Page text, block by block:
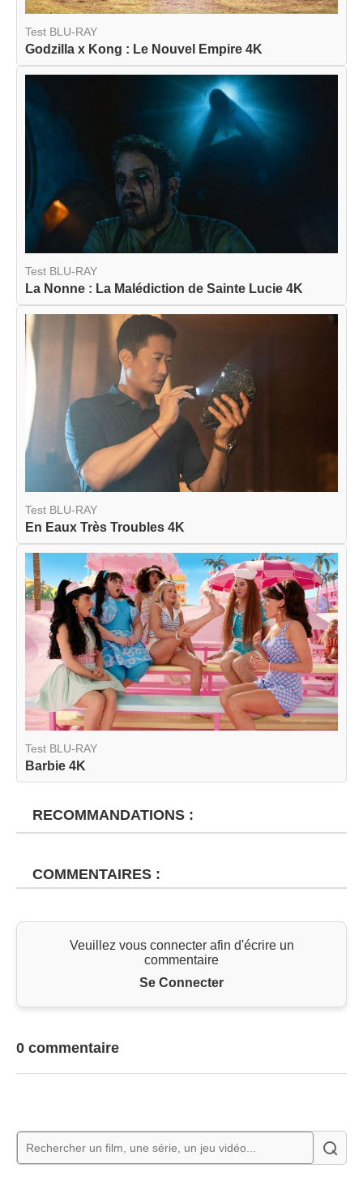
Test BLU-RAY
Godzilla x Kong : Le Nouvel Empire 4K
Test BLU-RAY
La Nonne : La Malédiction de Sainte Lucie 4K
Test BLU-RAY
En Eaux Très Troubles 4K
Test BLU-RAY
Barbie 4K
RECOMMANDATIONS :
COMMENTAIRES :
Veuillez vous connecter afin d'écrire un
commentaire
Se Connecter
0 commentaire